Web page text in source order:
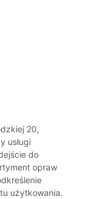
20,
usługi
do
opraw
użytkowania.